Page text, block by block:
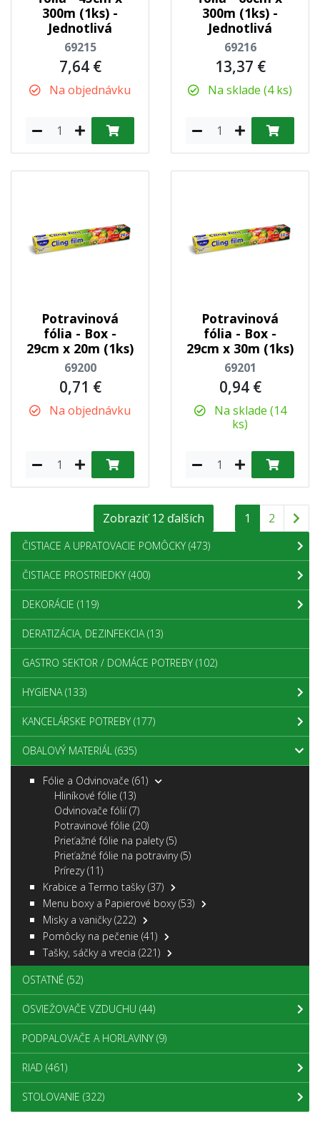
300m (1ks) -
Jednotlivá
69215
7,64 €
Na objednávku
300m (1ks) -
Jednotlivá
69216
13,37 €
Na sklade (4 ks)
Potravinová
fólia - Box -
29cm x 20m (1ks)
69200
0,71 €
Na objednávku
Potravinová
fólia - Box -
29cm x 30m (1ks)
69201
0,94 €
Na sklade (14
ks)
Zobraziť 12 ďalších 1 2
ČISTIACE A UPRATOVACIE POMÔCKY (473)
ČISTIACE PROSTRIEDKY (400)
DEKORÁCIE (119)
DERATIZÁCIA, DEZINFEKCIA(13)
GASTRO SEKTOR / DOMÁCE POTREBY (102)
HYGIENA(133)
KANCELÁRSKE POTREBY (177)
OBALOVÝ MATERIÁL (635)
Fólie a Odvinovače (61)
Hliníkové fólie (13)
Odvinovače fólií(7)
Potravinové fólie (20)
Prieťažné fólie na palety(5)
Prieťažné fólie na potraviny(5)
Prírezy(11)
Krabice a Termo tašky(37)
Menu boxy a Papierové boxy(53)
Misky a vaničky(222)
Pomôcky na pečenie (41)
Tašky, sáčky a vrecia (221)
OSTATNÉ (52)
OSVIEŽOVAČE VZDUCHU (44)
PODPALOVAČE A HORLAVINY (9)
RIAD (461)
STOLOVANIE (322)